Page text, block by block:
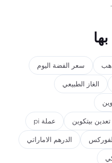
سعر الفضة اليوم
الغاز الطبيعي
تعدين بيتكوين عملة pi
الدرهم الاماراتي